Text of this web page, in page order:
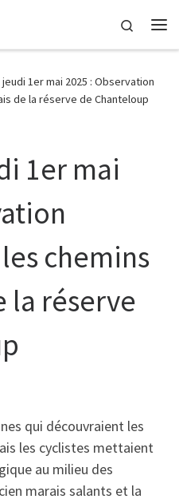
Search
1er mai 2025 : Observation
de la réserve de Chanteloup
1er mai
chemins
la réserve
qui découvraient les
les cyclistes mettaient
au milieu des
marais salants et la